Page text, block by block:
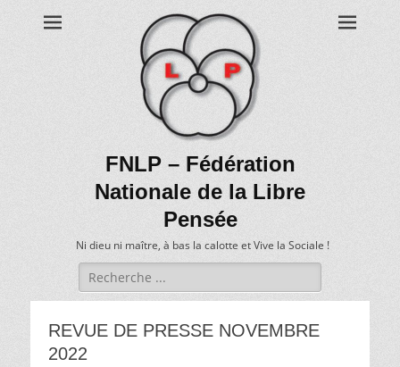
FNLP – Fédération
Nationale de la Libre
Pensée
Ni dieu ni maître, à bas la calotte et Vive la Sociale !
Recherche
de:
REVUE DE PRESSE NOVEMBRE
2022